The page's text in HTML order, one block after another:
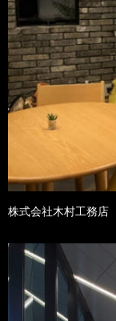
株式会社木村工務店